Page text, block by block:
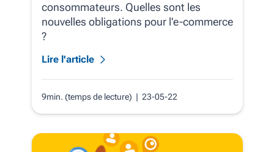
consommateurs. Quelles sont les
nouvelles obligations pour l'e-commerce
?
Lire l'article
9min. (temps de lecture) | 23-05-22